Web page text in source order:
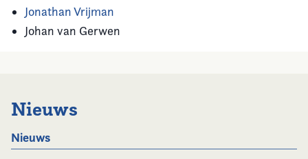
Jonathan Vrijman
Johan van Gerwen
Nieuws
Nieuws